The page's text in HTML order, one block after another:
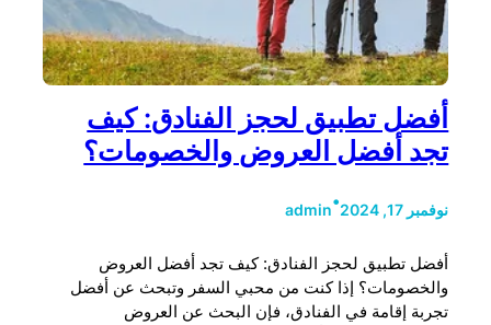
أفضل تطبيق لحجز الفنادق: كيف
تجد أفضل العروض والخصومات؟
نوفمبر 17, 2024 •
admin
أفضل تطبيق لحجز الفنادق: كيف تجد أفضل العروض
والخصومات؟ إذا كنت من محبي السفر وتبحث عن أفضل
تجربة إقامة في الفنادق، فإن البحث عن العروض